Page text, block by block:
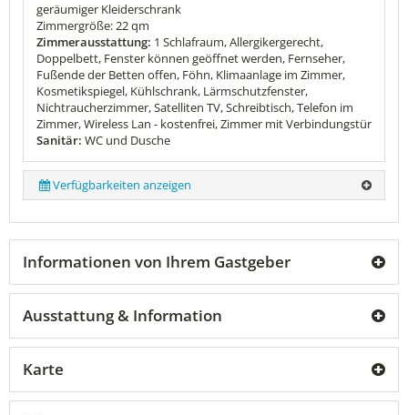
geräumiger Kleiderschrank
Zimmergröße: 22 qm
Zimmerausstattung: 1 Schlafraum, Allergikergerecht,
Doppelbett, Fenster können geöffnet werden, Fernseher,
Fußende der Betten offen, Föhn, Klimaanlage im Zimmer,
Kosmetikspiegel, Kühlschrank, Lärmschutzfenster,
Nichtraucherzimmer, Satelliten TV, Schreibtisch, Telefon im
Zimmer, Wireless Lan - kostenfrei, Zimmer mit Verbindungstür
Sanitär: WC und Dusche
Verfügbarkeiten anzeigen
Informationen von Ihrem Gastgeber
Ausstattung & Information
Karte